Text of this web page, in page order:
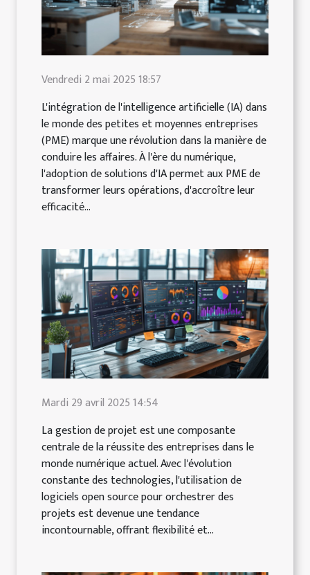
Vendredi 2 mai 2025 18:57
L'intégration de l'intelligence artificielle (IA) dans
le monde des petites et moyennes entreprises
(PME) marque une révolution dans la manière de
conduire les affaires. À l'ère du numérique,
l'adoption de solutions d'IA permet aux PME de
transformer leurs opérations, d'accroître leur
efficacité...
Mardi 29 avril 2025 14:54
La gestion de projet est une composante
centrale de la réussite des entreprises dans le
monde numérique actuel. Avec l'évolution
constante des technologies, l'utilisation de
logiciels open source pour orchestrer des
projets est devenue une tendance
incontournable, offrant flexibilité et...